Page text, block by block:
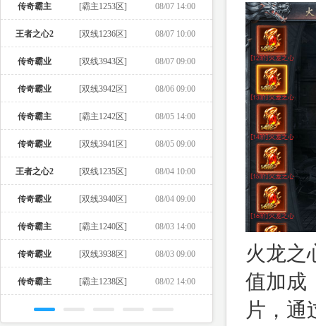
传奇霸主 [霸主1253区] 08/07 14:00
王者之心2 [双线1236区] 08/07 10:00
传奇霸业 [双线3943区] 08/07 09:00
传奇霸业 [双线3942区] 08/06 09:00
传奇霸主 [霸主1242区] 08/05 14:00
传奇霸业 [双线3941区] 08/05 09:00
王者之心2 [双线1235区] 08/04 10:00
传奇霸业 [双线3940区] 08/04 09:00
传奇霸主 [霸主1240区] 08/03 14:00
传奇霸业 [双线3938区] 08/03 09:00
传奇霸主 [霸主1238区] 08/02 14:00
火龙之
值加成
片 ，通